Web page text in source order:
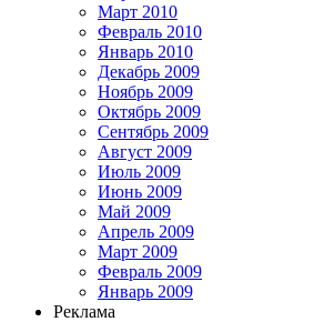
Март 2010
Февраль 2010
Январь 2010
Декабрь 2009
Ноябрь 2009
Октябрь 2009
Сентябрь 2009
Август 2009
Июль 2009
Июнь 2009
Май 2009
Апрель 2009
Март 2009
Февраль 2009
Январь 2009
Реклама